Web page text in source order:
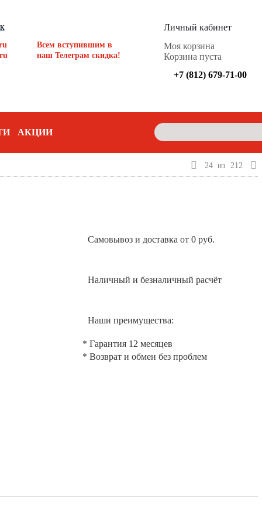
Всем вступившим в
наш Телеграм скидка!
Личный кабинет
Моя корзина
Корзина пуста
+7 (812) 679-71-00
АКЦИИ
24 из 212
Самовывоз и доставка от 0 руб.
Наличный и безналичный расчёт
Наши преимущества:
* Гарантия 12 месяцев
* Возврат и обмен без проблем